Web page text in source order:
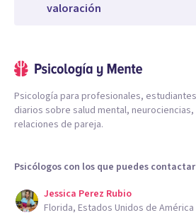
valoración
Psicología para profesionales,
diarios sobre salud mental,
relaciones de pareja.
Psicólogos con los que puedes contactar
Jessica Perez Rubio
Florida, Estados Unidos de América